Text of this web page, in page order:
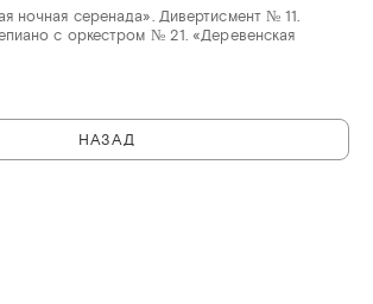
ночная серенада». Дивертисмент № 11.
с оркестром № 21. «Деревенская
НАЗАД